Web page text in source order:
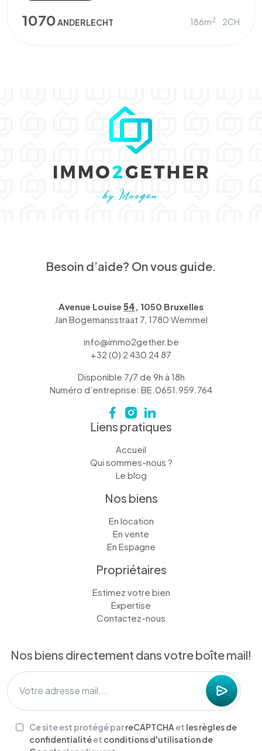
1070ANDERLECHT 186m2 2CH
Besoin d’aide? On vous guide.
Avenue Louise 54 , 1050 Bruxelles
Jan Bogemansstraat 7, 1780 Wemmel
info@immo2gether.be
+32 (0) 2 430 24 87
Disponible 7/7 de 9h à 18h
Numéro d’entreprise: BE.0651.959.764
Liens pratiques
Accueil
Qui sommes-nous ?
Le blog
Nos biens
En location
En vente
En Espagne
Propriétaires
Estimez votre bien
Expertise
Contactez-nous
Nos biens directement dans votre boîte mail!
Ce site est protégé parreCAPTCHA et les règles de
confidentialitéet conditions d'utilisation de